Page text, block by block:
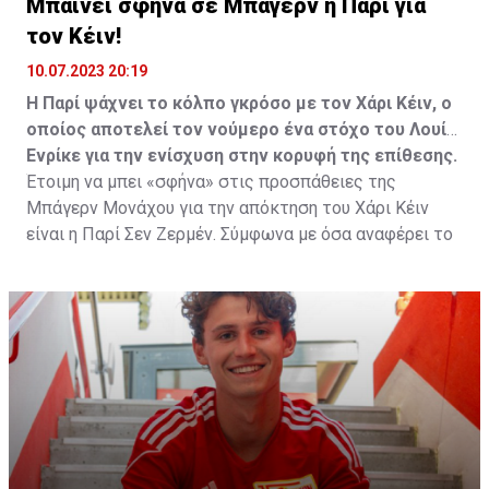
τον Κέιν!
10.07.2023 20:19
Η Παρί ψάχνει το κόλπο γκρόσο με τον Χάρι Κέιν, ο
οποίος αποτελεί τον νούμερο ένα στόχο του Λουίς
Ενρίκε για την ενίσχυση στην κορυφή της επίθεσης.
Έτοιμη να μπει «σφήνα» στις προσπάθειες της
Μπάγερν Μονάχου για την απόκτηση του Χάρι Κέιν
είναι η Παρί Σεν Ζερμέν. Σύμφωνα με όσα αναφέρει το
των Παριζιάνων, αναφέρει πως ο Ισπανός τεχνικός
έχει τον Βρετανό φορ της Τότεναμ στην κορυφή της
λίστας του για την ενίσχυση στην κορυφή της
επίθεσης.
Ο Λουίς Ενρίκε φέρεται να έχει έρθει ήδη σε επαφή με
τον Κέιν και να του έχει μεταφέρει τις προθέσεις και